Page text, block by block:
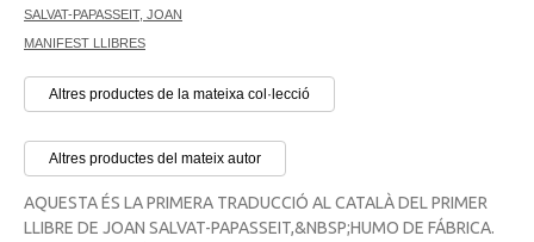
SALVAT-PAPASSEIT, JOAN
MANIFEST LLIBRES
Altres productes de la mateixa col·lecció
Altres productes del mateix autor
AQUESTA ÉS LA PRIMERA TRADUCCIÓ AL CATALÀ DEL PRIMER
LLIBRE DE JOAN SALVAT-PAPASSEIT,&NBSP;HUMO DE FÁBRICA.